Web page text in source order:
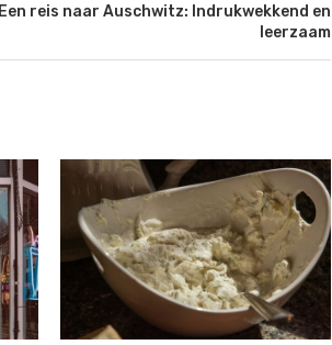
Een reis naar Auschwitz: Indrukwekkend en
leerzaam